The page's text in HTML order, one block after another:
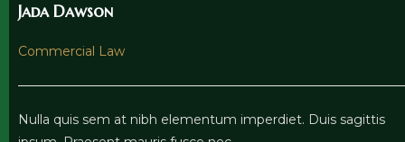
Jada Dawson
Commercial Law
Nulla quis sem at nibh elementum imperdiet. Duis sagittis